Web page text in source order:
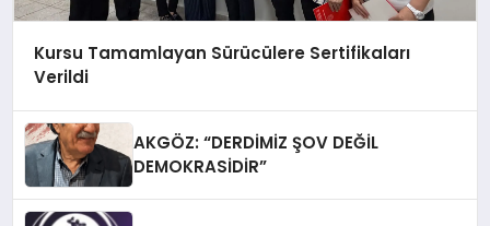
Kursu Tamamlayan Sürücülere Sertifikaları
Verildi
AKGÖZ: “DERDİMİZ ŞOV DEĞİL
DEMOKRASİDİR”